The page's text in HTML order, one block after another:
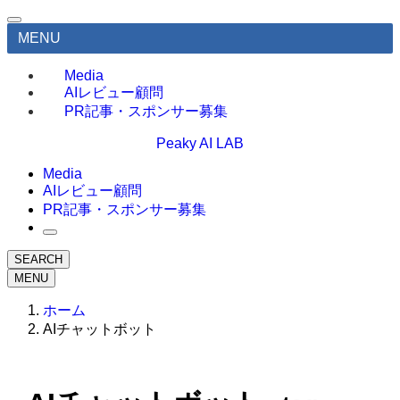
MENU
Media
AIレビュー顧問
PR記事・スポンサー募集
Peaky AI LAB
Media
AIレビュー顧問
PR記事・スポンサー募集
SEARCH
MENU
ホーム
AIチャットボット